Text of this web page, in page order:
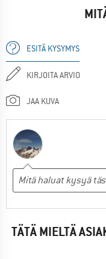
ESITÄ KYSYMYS
KIRJOITA ARVIO
JAA KUVA
TÄTÄ MIELTÄ